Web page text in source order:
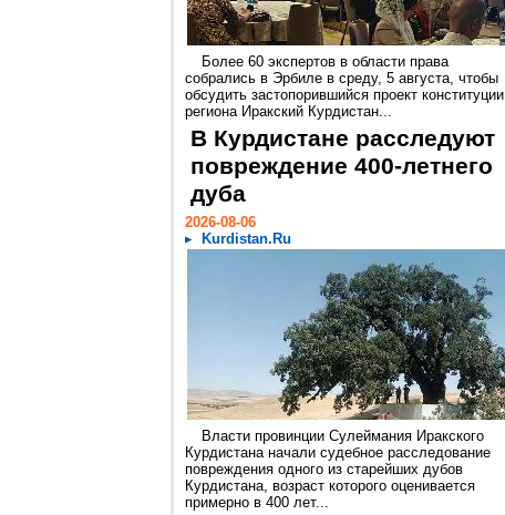
Более 60 экспертов в области права
собрались в Эрбиле в среду, 5 августа, чтобы
обсудить застопорившийся проект конституции
региона Иракский Курдистан...
В Курдистане расследуют
повреждение 400-летнего
дуба
2026-08-06
Kurdistan.Ru
Власти провинции Сулеймания Иракского
Курдистана начали судебное расследование
повреждения одного из старейших дубов
Курдистана, возраст которого оценивается
примерно в 400 лет...